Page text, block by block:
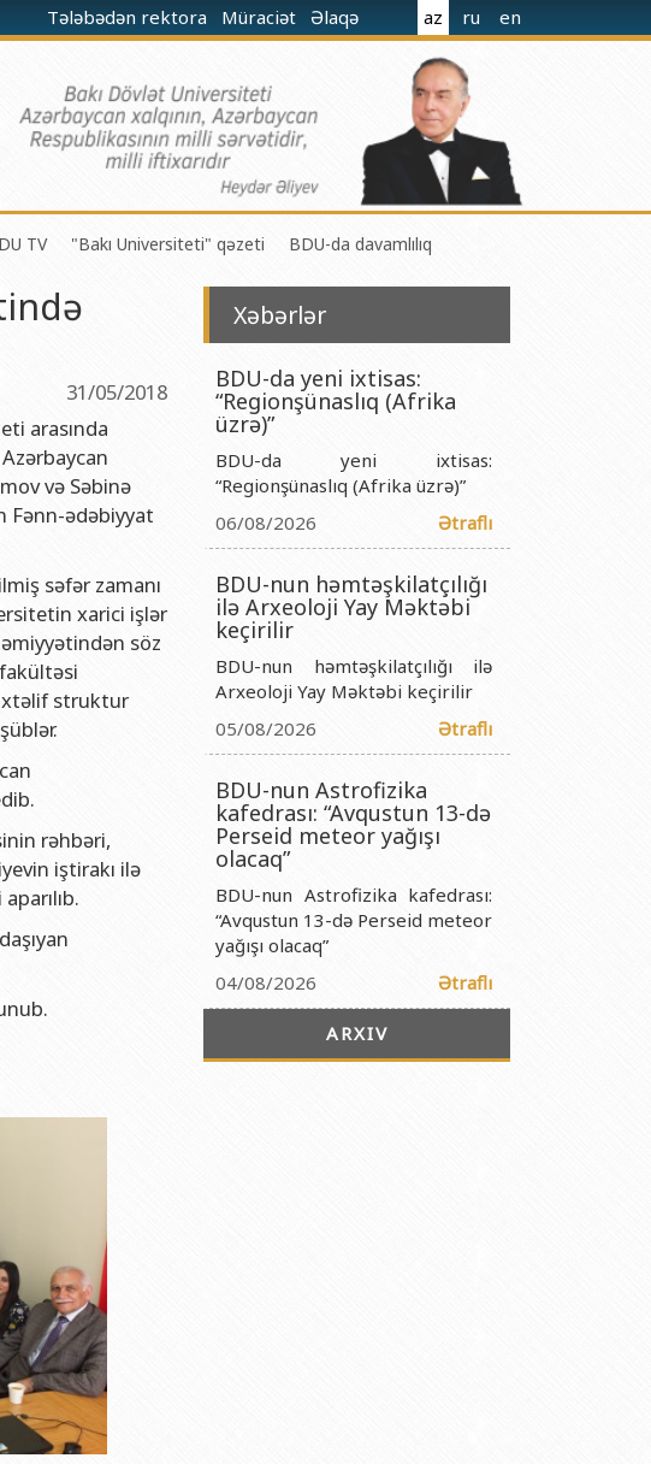
Tələbədən rektora Müraciət Əlaqə az ru en
akademik M.Nağıyev adına Kataliz və Qeyri-üzvi Kimya İnstitutu
Riyaziyyat və Mexanika İnstitutu
Molekulyar Biologiya və Biotexnologiyalar İnstitutu
Fizika İnstitutu Publik Hüquqi Şəxsi
Riyaziyyat İnstitutu Publik Hüquqi Şəxsi
Kimya İnstitutu Publik Hüquqi Şəxsi
Molekulyar Biologiya İnstitutu Publik Hüquqi Şəxsi
TV "Bakı Universiteti" qəzeti BDU-da davamlılıq
31/05/2018
arasında
və Səbinə
Fənn-ədəbiyyat
səfər zamanı
xarici işlər
söz
struktur
rəhbəri,
iştirakı ilə
Xəbərlər
BDU-da yeni ixtisas:
“Regionşünaslıq (Afrika
üzrə)”
BDU-da yeni ixtisas:
“Regionşünaslıq (Afrika üzrə)”
06/08/2026
Ətraflı
BDU-nun həmtəşkilatçılığı
ilə Arxeoloji Yay Məktəbi
keçirilir
BDU-nun həmtəşkilatçılığı ilə
Arxeoloji Yay Məktəbi keçirilir
05/08/2026
Ətraflı
BDU-nun Astrofizika
kafedrası: “Avqustun 13-də
Perseid meteor yağışı
olacaq”
BDU-nun Astrofizika kafedrası:
“Avqustun 13-də Perseid meteor
yağışı olacaq”
04/08/2026
Ətraflı
ARXIV